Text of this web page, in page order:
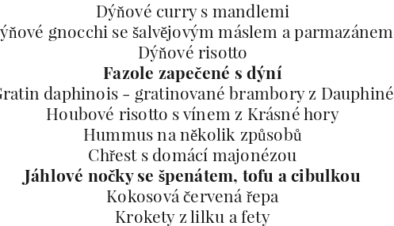
Dýňové curry s mandlemi
gnocchi se šalvějovým máslem a parmazánem
Dýňové risotto
Fazole zapečené s dýní
daphinois - gratinované brambory z Dauphiné
Houbové risotto s vínem z Krásné hory
Hummus na několik způsobů
Chřest s domácí majonézou
Jáhlové nočky se špenátem, tofu a cibulkou
Kokosová červená řepa
Krokety z lilku a fety